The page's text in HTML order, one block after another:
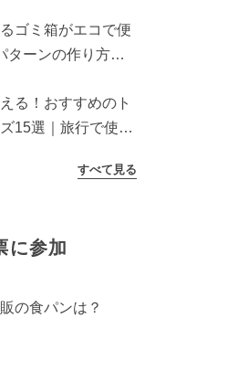
ゴミ箱がエコで便
ターンの作り方を
る！おすすめのト
15選｜旅行で使う
すべて見る
に参加
の食パンは？